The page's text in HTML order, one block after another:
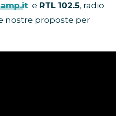
e RTL 102.5, radio
nostre proposte per